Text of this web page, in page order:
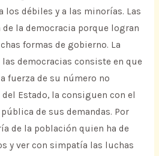
los débiles y a las minorías. Las
la democracia porque logran
formas de gobierno. La
democracias consiste en que
fuerza de su número no
Estado, la consiguen con el
de sus demandas. Por
de la población quien ha de
y ver con simpatía las luchas